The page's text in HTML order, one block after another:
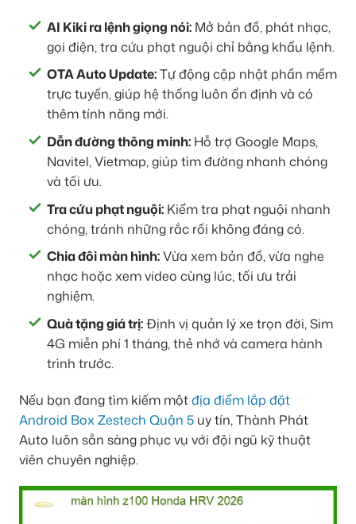
AI Kiki ra lệnh giọng nói: Mở bản đồ, phát nhạc,
gọi điện, tra cứu phạt nguội chỉ bằng khẩu lệnh.
OTA Auto Update:Tự động cập nhật phần mềm
trực tuyến, giúp hệ thống luôn ổn định và có
thêm tính năng mới.
Dẫn đường thông minh: Hỗ trợ Google Maps,
Navitel, Vietmap, giúp tìm đường nhanh chóng
và tối ưu.
Tra cứu phạt nguội: Kiểm tra phạt nguội nhanh
chóng, tránh những rắc rối không đáng có.
Chia đôi màn hình:Vừa xem bản đồ, vừa nghe
nhạc hoặc xem video cùng lúc, tối ưu trải
nghiệm.
Quà tặng giá trị:Định vị quản lý xe trọn đời, Sim
4G miễn phí 1 tháng, thẻ nhớ và camera hành
trình trước.
Nếu bạn đang tìm kiếm mộtđịa điểm lắp đặt
Android Box Zestech Quận 5 uy tín, Thành Phát
Auto luôn sẵn sàng phục vụ với đội ngũ kỹ thuật
viên chuyên nghiệp.